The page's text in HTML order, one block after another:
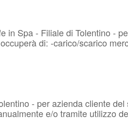
in Spa - Filiale di Tolentino -
di: -carico/scarico
- per azienda cliente
e/o tramite utilizzo